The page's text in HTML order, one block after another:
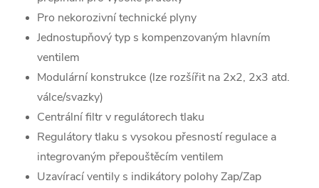
Pro nekorozivní technické plyny
Jednostupňový typ s kompenzovaným hlavním
ventilem
Modulární konstrukce (lze rozšířit na 2x2, 2x3 atd.
válce/svazky)
Centrální filtr v regulátorech tlaku
Regulátory tlaku s vysokou přesností regulace a
integrovaným přepouštěcím ventilem
Uzavírací ventily s indikátory polohy Zap/Zap